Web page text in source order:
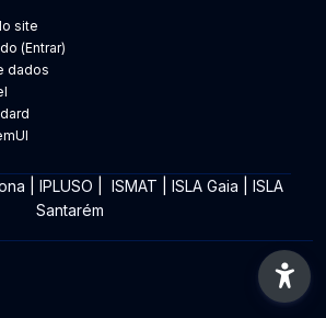
site
(Entrar)
dados
IPLUSO ISMAT ISLA Gaia
ISLA
Santarém